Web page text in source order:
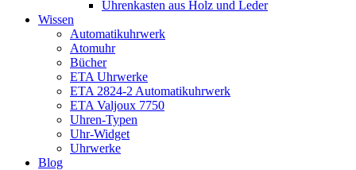
Uhrenkasten aus Holz und Leder
Wissen
Automatikuhrwerk
Atomuhr
Bücher
ETA Uhrwerke
ETA 2824-2 Automatikuhrwerk
ETA Valjoux 7750
Uhren-Typen
Uhr-Widget
Uhrwerke
Blog